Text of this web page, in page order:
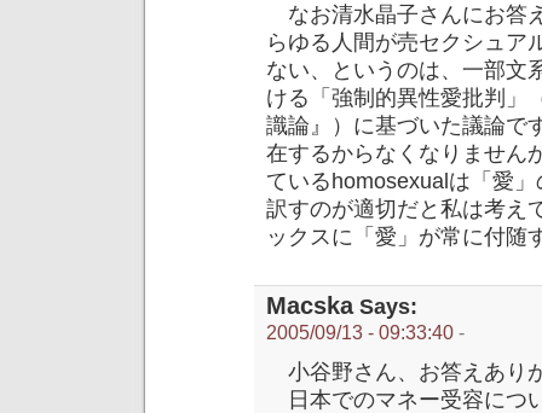
なお清水晶子さんにお答
らゆる人間が売セクシュア
ない、というのは、一部文
ける「強制的異性愛批判」
識論』）に基づいた議論で
在するからなくなりません
ているhomosexualは「愛
訳すのが適切だと私は考え
ックスに「愛」が常に付随
MacskaSays:
2005/09/13 - 09:33:40 -
小谷野さん、お答えあり
日本でのマネー受容につ